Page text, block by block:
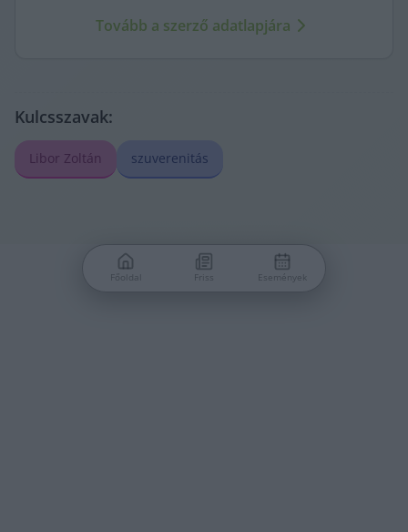
Tovább a szerző adatlapjára
Kulcsszavak:
Libor Zoltán szuverenitás
Főoldal Friss Események